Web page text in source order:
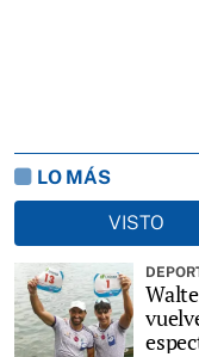
LO MÁS
VISTO